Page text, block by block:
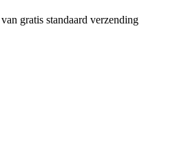
gratis standaard verzending